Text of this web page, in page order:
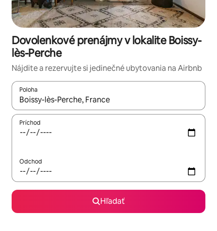
Dovolenkové prenájmy v lokalite Boissy-
lès-Perche
Nájdite a rezervujte si jedinečné ubytovania na Airbnb
Poloha
Keď budú výsledky k dispozícii, môžete si ich prechádzať
Príchod
Odchod
Hľadať